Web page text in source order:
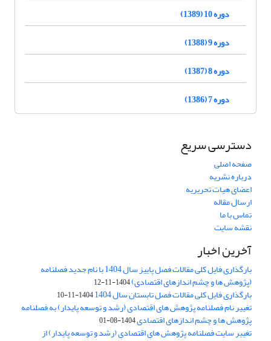
دوره 10 (1389)
دوره 9 (1388)
دوره 8 (1387)
دوره 7 (1386)
دسترسی سریع
صفحه اصلی
درباره نشریه
اعضای هیات تحریریه
ارسال مقاله
تماس با ما
نقشه سایت
آخرین اخبار
بارگذاری فایل کلی مقالات فصل پاییز سال 1404 با نام جدید فصلنامه
(پژوهش ها و چشم اندازهای اقتصادی)1404-11-12
بارگذاری فایل کلی مقالات فصل تابستان سال 1404 1404-11-10
تغییر نام فصلنامه پژوهش های اقتصادی (رشد و توسعه پایدار) به فصلنامه
پژوهش ها و چشم اندازهای اقتصادی1404-08-01
تغییر سایت فصلنامه پژوهش های اقتصادی (رشد و توسعه پایدار) از